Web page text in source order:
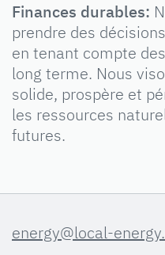
Finances durables:
prendre des
en tenant compte
long terme. Nous
solide, prospère et
les ressources
futures.
energy@local-